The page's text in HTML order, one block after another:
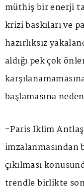
müthiş bir enerji
krizi baskıları ve
hazırlıksız
aldığı pek çok
başlamasına
-Paris İklim
imzalanmasından
çıkılması
trendle birlikte